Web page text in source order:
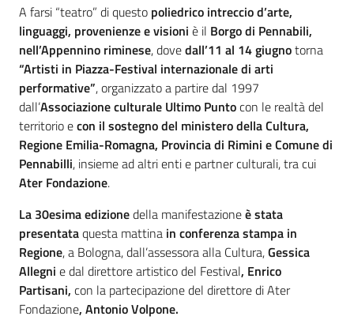
A farsi “teatro” di questo poliedrico intreccio d’arte,
linguaggi, provenienze e visioni è il Borgo di Pennabili,
nell’Appennino riminese, dovedall’11 al 14 giugnotorna
“Artisti in Piazza-Festival internazionale di arti
performative”, organizzato a partire dal 1997
dall’Associazione culturale Ultimo Puntocon le realtà del
territorio econ il sostegnodel ministero della Cultura,
Regione Emilia-Romagna, Provincia di Rimini e Comune di
Pennabilli, insieme ad altri enti e partner culturali, tra cui
Ater Fondazione.
La 30esima edizionedella manifestazioneè stata
presentataquesta mattina in conferenza stampa in
Regione, a Bologna, dall’assessora alla Cultura,Gessica
Allegni e dal direttore artistico del Festival, Enrico
Partisani, con la partecipazione del direttore diAter
Fondazione, Antonio Volpone.